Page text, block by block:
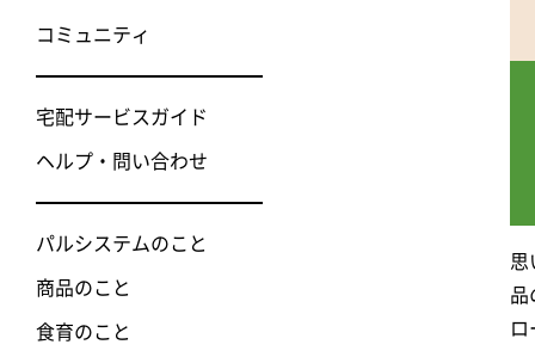
コミュニティ
宅配サービスガイド
ヘルプ・問い合わせ
パルシステムのこと
商品のこと
食育のこと
思
品
ロ